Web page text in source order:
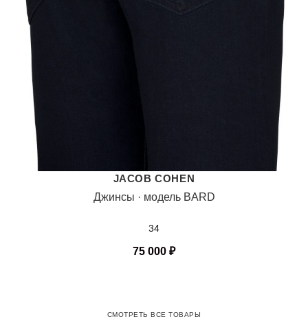
JACOB COHEN
Джинсы · модель BARD
34
75 000 ₽
СМОТРЕТЬ ВСЕ ТОВАРЫ